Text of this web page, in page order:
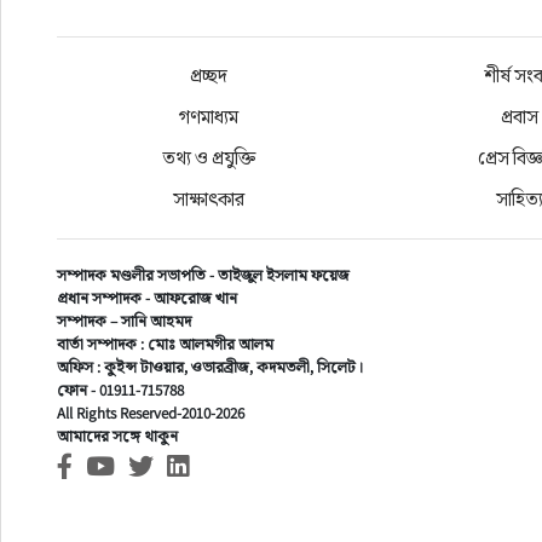
নিয়ে কিছু কাজ করতে চাই। তিনি বলেন,
অনুষ্ঠানে আরো বক্তব্য রাখেন, সংবর্ধিত
এডভোকেট মুহিবুর রহমান,এডভোকেট
জমির উদ্দিন,বিশিষ্ট মুরব্বি এম এ রহিম
শীর্ষ সংবাদ›সিলেট সংবাদ
৪ দফা দাবি বাস্তবায়নে
প্রচ্ছদ শীর্ষ
গণমাধ্যম
প্রবাস
তথ্য ও প্রযুক্তি
প্রেস
সাক্ষাৎকার
সম্পাদক মণ্ডলীর সভাপতি - তাইজুল ইসলাম ফয়েজ
প্রধান সম্পাদক - আফরোজ খান
সম্পাদক – সানি আহমদ
বার্তা সম্পাদক : মোঃ আলমগীর আলম
অফিস : কুইন্স টাওয়ার, ওভারব্রীজ, কদমতলী, সিলেট।
ফোন - 01911-715788
All Rights Reserved-2010-2026
আমাদের সঙ্গে থাকুন